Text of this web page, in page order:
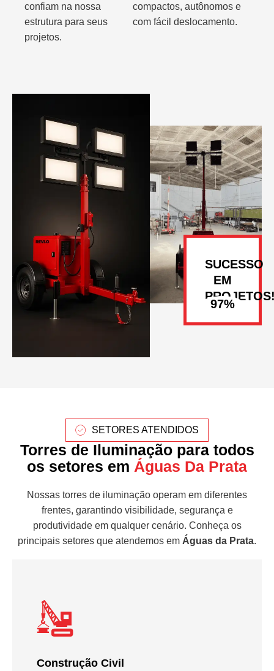
SUCESSO
EM
confiam na nossa
estrutura para seus
projetos.
compactos, autônomos e
com fácil deslocamento.
SETORES ATENDIDOS
Torres de Iluminação para todos
os setores em Águas Da Prata
Nossas torres de iluminação operam em diferentes
frentes, garantindo visibilidade, segurança e
produtividade em qualquer cenário. Conheça os
principais setores que atendemos em Águas da Prata.
Construção Civil